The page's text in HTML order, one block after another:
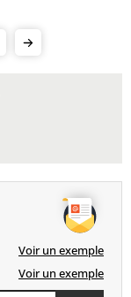
Voir un exemple
Voir un exemple